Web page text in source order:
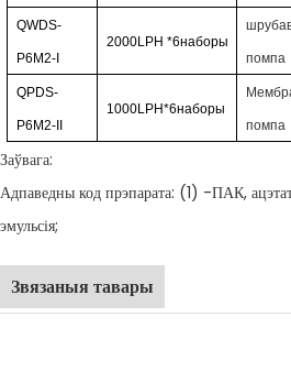
QWDS-
P6M2-I
2000LPH *6наборы
помпа
QPDS-
P6M2-II
1000LPH*6наборы
помпа
Заўвага:
Адпаведны код прэпарата: (1) -ПАК,
эмульсія;
Звязаныя тавары